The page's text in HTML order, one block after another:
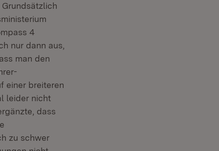
4
nur dann aus,
man den
einer breiteren
leider nicht
dass
zu schwer